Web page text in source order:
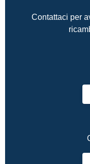
Contattaci per